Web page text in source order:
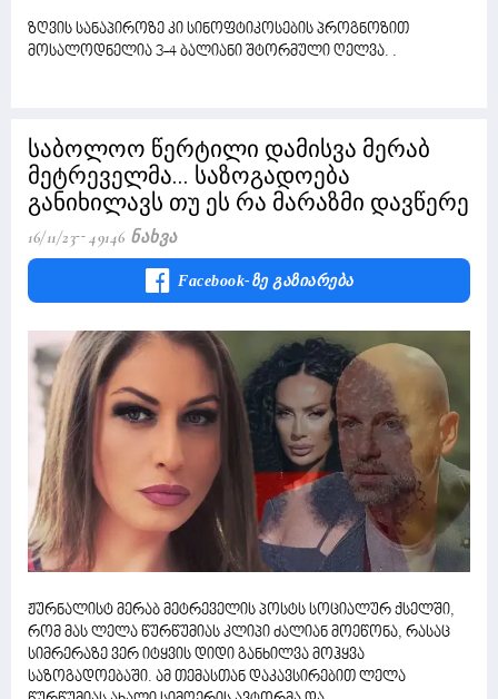
ზღვის სანაპიროზე კი სინოფტიკოსების პროგნოზით
მოსალოდნელია 3-4 ბალიანი შტორმული ღელვა. .
საბოლოო წერტილი დამისვა მერაბ
მეტრეველმა... საზოგადოება
განიხილავს თუ ეს რა მარაზმი დავწერე
16/11/23 49146 Ნახვა
Facebook-Ზე Გაზიარება
ჟურნალისტ მერაბ მეტრეველის პოსტს სოციალურ ქსელში,
რომ მას ლელა წურწუმიას კლიპი ძალიან მოეწონა, რასაც
სიმრერაზე ვერ იტყვის დიდი განხილვა მოჰყვა
საზოგადოებაში. ამ თემასთან დაკავსირებით ლელა